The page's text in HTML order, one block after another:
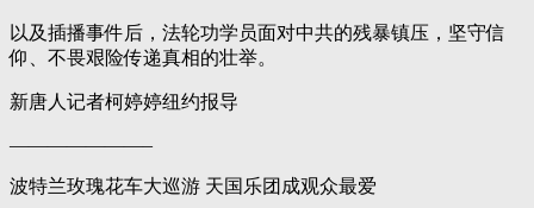
以及插播事件后，法轮功学员面对中共的残暴镇压，坚守信
仰、不畏艰险传递真相的壮举。
新唐人记者柯婷婷纽约报导
———————–
波特兰玫瑰花车大巡游 天国乐团成观众最爱